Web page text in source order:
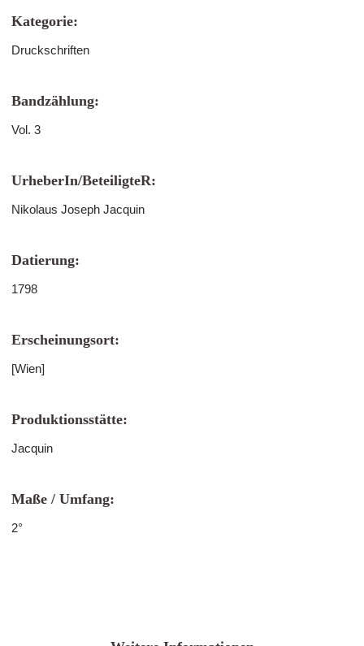
Kategorie:
Druckschriften
Bandzählung:
Vol. 3
UrheberIn/BeteiligteR:
Nikolaus Joseph Jacquin
Datierung:
1798
Erscheinungsort:
[Wien]
Produktionsstätte:
Jacquin
Maße / Umfang:
2°